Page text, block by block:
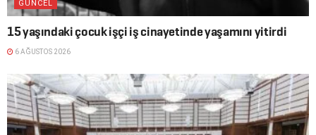
GÜNCEL
15 yaşındaki çocuk işçi iş cinayetinde yaşamını yitirdi
6 AĞUSTOS 2026